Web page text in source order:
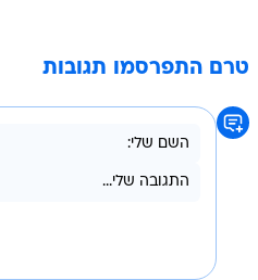
טרם התפרסמו תגובות